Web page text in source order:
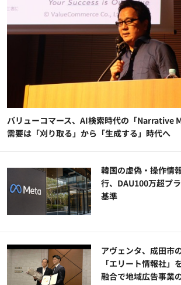
バリューコマース、AI検索時代の「Narrative
需要は「刈り取る」から「生成する」時代へ
韓国の虚偽・操作情
行、DAU100万超プ
基準
アヴェンタ、成田市
「エリート情報社
融合で地域広告事業